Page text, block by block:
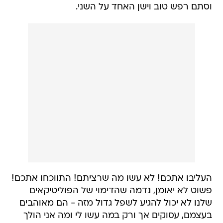
וסתם רפש טוב וישן האחד על השני.
העליבו אתכם! לא עשו מה שרציתם! התווכחו אתכם!
פשוט לא יאומן, נדמה שהדימוי של הפוליטיקאים
שלנו לא יכול להגיע לשפל גדול מזה - הם מאוהבים
בעצמם, עסוקים אך ורק במה עשו לי ומה אני הולך